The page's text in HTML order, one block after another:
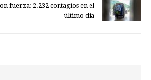
fuerza: 2.232 contagios en el
último día